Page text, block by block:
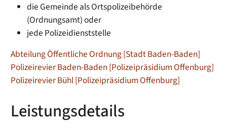
die Gemeinde als Ortspolizeibehörde
(Ordnungsamt) oder
jede Polizeidienststelle
Abteilung Öffentliche Ordnung [Stadt Baden-Baden]
Polizeirevier Baden-Baden [Polizeipräsidium Offenburg]
Polizeirevier Bühl [Polizeipräsidium Offenburg]
Leistungsdetails